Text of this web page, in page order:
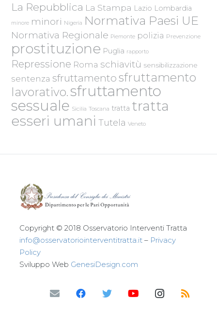
La Repubblica La Stampa Lazio Lombardia
minore minori Nigeria Normativa Paesi UE
Normativa Regionale Piemonte polizia Prevenzione
prostituzione Puglia rapporto
Repressione Roma schiavitù sensibilizzazione
sentenza sfruttamento sfruttamento
lavorativo.sfruttamento
sessuale Sicilia Toscana tratta tratta
esseri umani Tutela Veneto
Copyright © 2018 Osservatorio Interventi Tratta
info@osservatoriointerventitratta.it – Privacy
Policy
Sviluppo Web GenesiDesign.com